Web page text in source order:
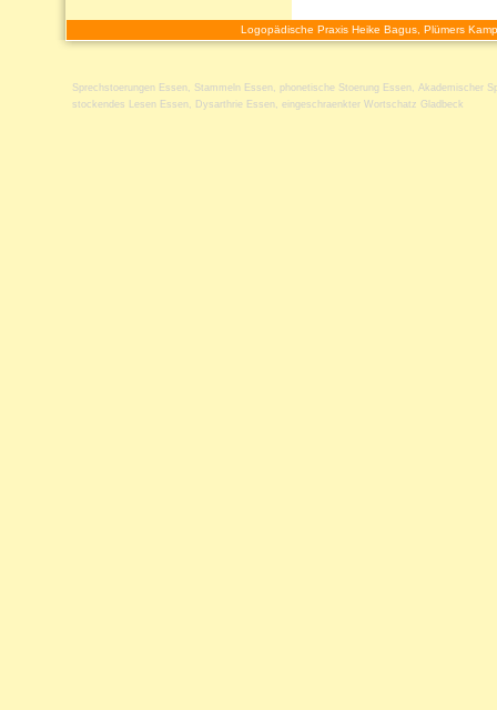
Logopädische Praxis Heike Bagus, Plümers
Sprechstoerungen Essen , Stammeln Essen , phonetische Stoerung Essen , Akademischer
stockendes Lesen Essen , Dysarthrie Essen , eingeschraenkter Wortschatz Gladbeck